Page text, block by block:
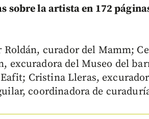
sobre la artista en 172
curador del Mamm;
excuradora del Museo del
Cristina Lleras,
coordinadora de